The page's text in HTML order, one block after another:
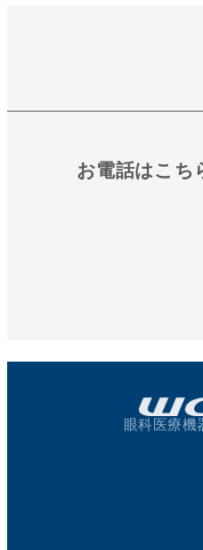
お電話はこ
眼科医療機